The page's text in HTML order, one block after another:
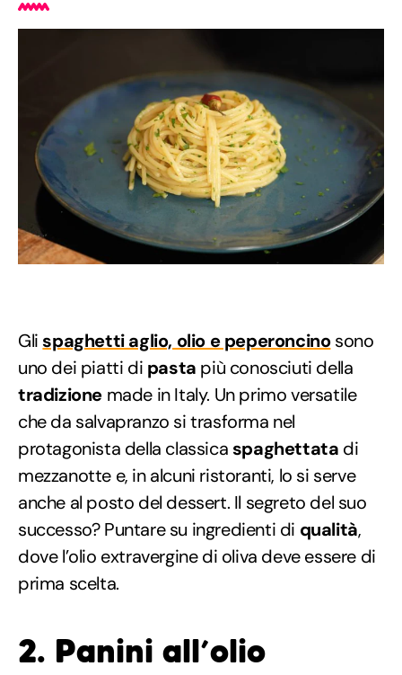
Gli spaghetti aglio, olio e peperoncinosono
uno dei piatti di pasta più conosciuti della
tradizione made in Italy. Un primo versatile
che da salvapranzo si trasforma nel
protagonista della classica spaghettata di
mezzanotte e, in alcuni ristoranti, lo si serve
anche al posto del dessert. Il segreto del suo
successo? Puntare su ingredienti di qualità,
dove l’olio extravergine di oliva deve essere di
prima scelta.
2. Panini all’olio